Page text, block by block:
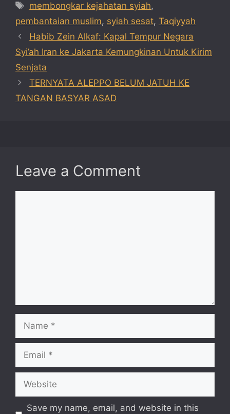
Tags
membongkar kejahatan syiah,
pembantaian muslim, syiah sesat, Taqiyyah
Habib Zein Alkaf: Kapal Tempur Negara
Syi’ah Iran ke Jakarta Kemungkinan Untuk Kirim
Senjata
TERNYATA ALEPPO BELUM JATUH KE
TANGAN BASYAR ASAD
Leave a Comment
Name
Email
Website
Save my name, email, and website in this